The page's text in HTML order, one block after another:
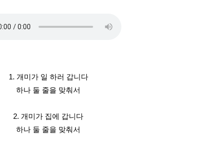
1. 개미가 일 하러 갑니다
하나 둘 줄을 맞춰서
2. 개미가 집에 갑니다
하나 둘 줄을 맞춰서